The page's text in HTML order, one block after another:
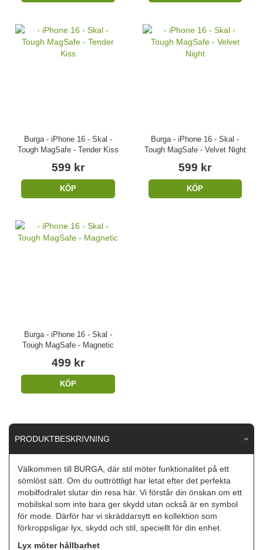
Burga - iPhone 16 - Skal -
Tough MagSafe - Tender Kiss
599 kr
KÖP
Burga - iPhone 16 - Skal -
Tough MagSafe - Velvet Night
599 kr
KÖP
Burga - iPhone 16 - Skal -
Tough MagSafe - Magnetic
499 kr
KÖP
PRODUKTBESKRIVNING
Välkommen till BURGA, där stil möter funktionalitet på ett
sömlöst sätt. Om du outtröttligt har letat efter det perfekta
mobilfodralet slutar din resa här. Vi förstår din önskan om ett
mobilskal som inte bara ger skydd utan också är en symbol
för mode. Därför har vi skräddarsytt en kollektion som
förkroppsligar lyx, skydd och stil, speciellt för din enhet.
Lyx möter hållbarhet